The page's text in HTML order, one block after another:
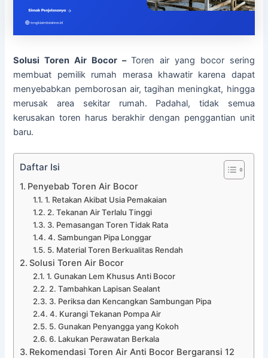
Solusi Toren Air Bocor –Toren air yang bocor sering
membuat pemilik rumah merasa khawatir karena dapat
menyebabkan pemborosan air, tagihan meningkat, hingga
merusak area sekitar rumah. Padahal, tidak semua
kerusakan toren harus berakhir dengan penggantian unit
baru.
Daftar Isi
Penyebab Toren Air Bocor
1. Retakan Akibat Usia Pemakaian
2. Tekanan Air Terlalu Tinggi
3. Pemasangan Toren Tidak Rata
4. Sambungan Pipa Longgar
5. Material Toren Berkualitas Rendah
Solusi Toren Air Bocor
1. Gunakan Lem Khusus Anti Bocor
2. Tambahkan Lapisan Sealant
3. Periksa dan Kencangkan Sambungan Pipa
4. Kurangi Tekanan Pompa Air
5. Gunakan Penyangga yang Kokoh
6. Lakukan Perawatan Berkala
Rekomendasi Toren Air Anti Bocor Bergaransi 12